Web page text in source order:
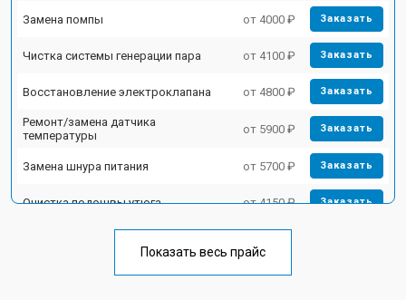
Замена помпы от 4000 ₽ Заказать
Чистка системы генерации пара от 4100 ₽ Заказать
Восстановление электроклапана от 4800 ₽ Заказать
Ремонт/замена датчика
температуры
от 5900 ₽ Заказать
Замена шнура питания от 5700 ₽ Заказать
Очистка подошвы утюга от 4150 ₽ Заказать
Корпусный ремонт (замена резинок,
Профилактическая чистка от 4700 ₽
Показать весь прайс